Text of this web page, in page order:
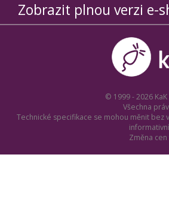
Zobrazit plnou verzi e-
© 1999 - 2026
Všechna
Technické specifikace se mohou měnit
Změna